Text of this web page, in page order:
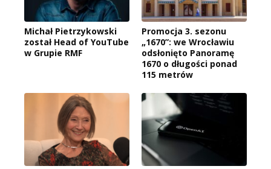
Michał Pietrzykowski
został Head of YouTube
w Grupie RMF
Promocja 3. sezonu
„1670”: we Wrocławiu
odsłonięto Panoramę
1670 o długości ponad
115 metrów